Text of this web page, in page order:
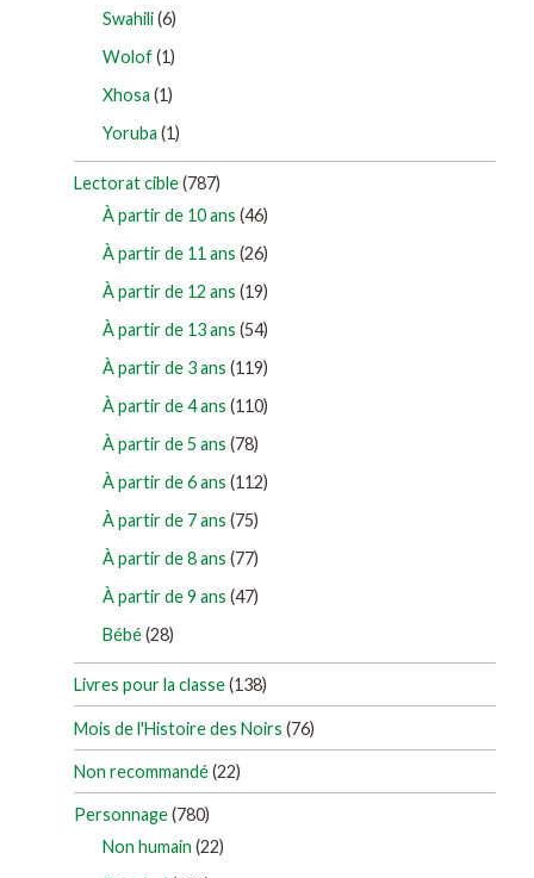
Swahili(6)
Wolof(1)
Xhosa (1)
Yoruba (1)
Lectorat cible(787)
À partir de 10 ans (46)
À partir de 11 ans (26)
À partir de 12 ans (19)
À partir de 13 ans (54)
À partir de 3 ans (119)
À partir de 4 ans (110)
À partir de 5 ans (78)
À partir de 6 ans (112)
À partir de 7 ans (75)
À partir de 8 ans (77)
À partir de 9 ans (47)
Bébé(28)
Livres pour la classe(138)
Mois de l'Histoire des Noirs (76)
Non recommandé(22)
Personnage(780)
Non humain (22)